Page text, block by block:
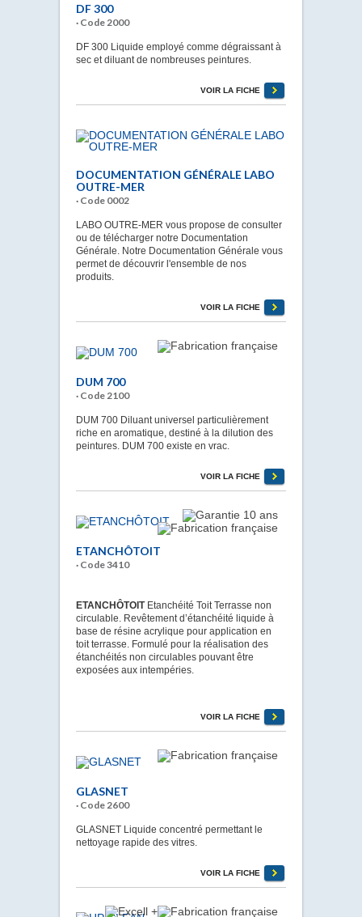
DF 300
· Code 2000
DF 300 Liquide employé comme dégraissant à
sec et diluant de nombreuses peintures.
VOIR LA FICHE
DOCUMENTATION GÉNÉRALE LABO
OUTRE-MER
· Code 0002
LABO OUTRE-MER vous propose de consulter
ou de télécharger notre Documentation
Générale. Notre Documentation Générale vous
permet de découvrir l'ensemble de nos
produits.
VOIR LA FICHE
DUM 700
· Code 2100
DUM 700 Diluant universel particulièrement
riche en aromatique, destiné à la dilution des
peintures. DUM 700 existe en vrac.
VOIR LA FICHE
ETANCHÔTOIT
· Code 3410
ETANCHÔTOITEtanchéité Toit Terrasse non
circulable. Revêtement d’étanchéité liquide à
base de résine acrylique pour application en
toit terrasse. Formulé pour la réalisation des
étanchéités non circulables pouvant être
exposées aux intempéries.
VOIR LA FICHE
GLASNET
· Code 2600
GLASNET Liquide concentré permettant le
nettoyage rapide des vitres.
VOIR LA FICHE